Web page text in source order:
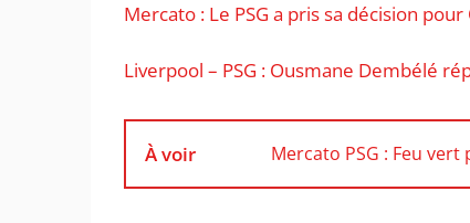
Mercato : Le PSG a pris sa décision
Liverpool – PSG : Ousmane Dembélé
À voir Mercato PSG : Feu